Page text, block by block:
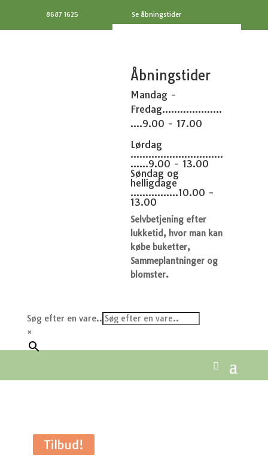
8687 1625 Se åbningstider
Åbningstider
Mandag -
Fredag....................
....9.00 - 17.00
Lørdag
...............................
......9.00 - 13.00
Søndag og
helligdage
................10.00 -
13.00
Selvbetjening efter
lukketid, hvor man kan
købe buketter,
Sammeplantninger og
blomster.
Søg efter en vare..
×
Tilbud!